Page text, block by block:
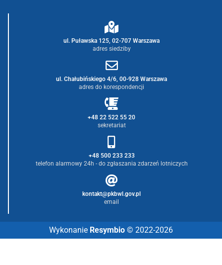
ul. Puławska 125, 02-707 Warszawa
adres siedziby
ul. Chałubińskiego 4/6, 00-928 Warszawa
adres do korespondencji
+48 22 522 55 20
sekretariat
+48 500 233 233
telefon alarmowy 24h - do zgłaszania zdarzeń lotniczych
kontakt@pkbwl.gov.pl
email
Wykonanie Resymbio © 2022-2026